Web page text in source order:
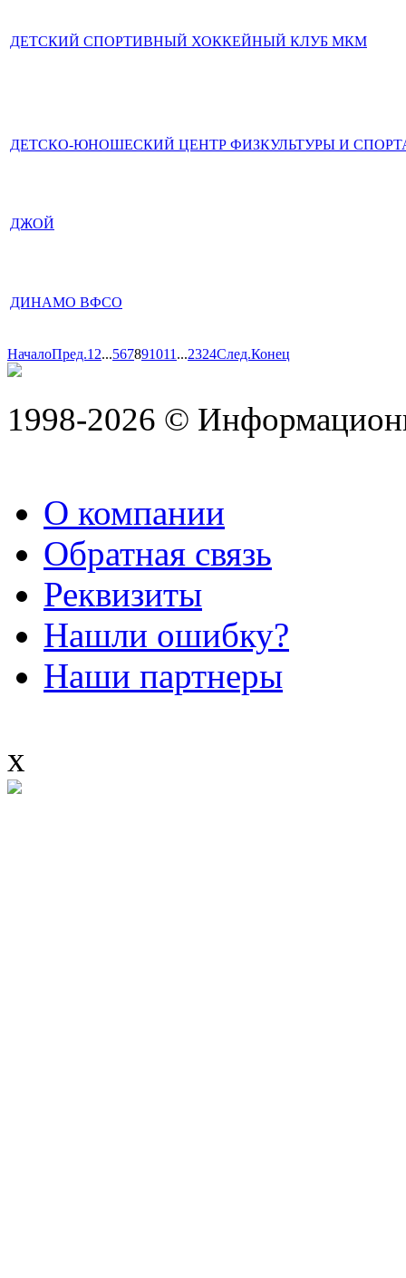
ДЕТСКИЙ СПОРТИВНЫЙ ХОККЕЙНЫЙ КЛУБ МКМ
ДЕТСКО-ЮНОШЕСКИЙ ЦЕНТР ФИЗКУЛЬТУРЫ И
ДЖОЙ
ДИНАМО ВФСО
НачалоПред.1 2...567891011 ...2324След.Конец
1998-2026 ©
О компании
Обратная связь
Реквизиты
Нашли ошибку?
Наши партнеры
x